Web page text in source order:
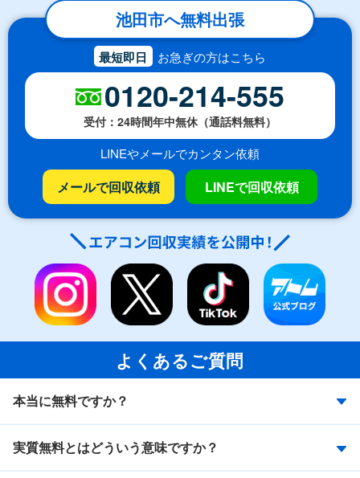
池田市へ無料出張
最短即日 お急ぎの方はこちら
0120-214-555
受付：24時間年中無休（通話料無料）
LINEやメールでカンタン依頼
メールで回収依頼 LINEで回収依頼
よくあるご質問
本当に無料ですか？
実質無料とはどういう意味ですか？